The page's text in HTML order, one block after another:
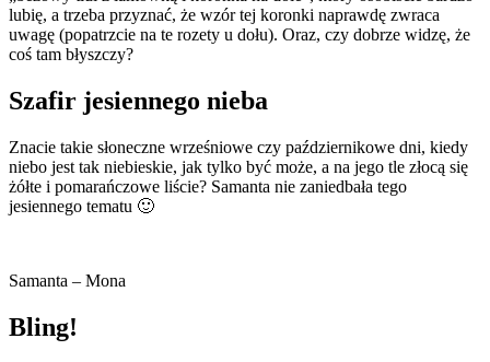
lubię, a trzeba przyznać, że wzór tej koronki naprawdę zwraca
uwagę (popatrzcie na te rozety u dołu). Oraz, czy dobrze widzę, że
coś tam błyszczy?
Szafir jesiennego nieba
Znacie takie słoneczne wrześniowe czy październikowe dni, kiedy
niebo jest tak niebieskie, jak tylko być może, a na jego tle złocą się
żółte i pomarańczowe liście? Samanta nie zaniedbała tego
jesiennego tematu 🙂
Samanta – Mona
Bling!